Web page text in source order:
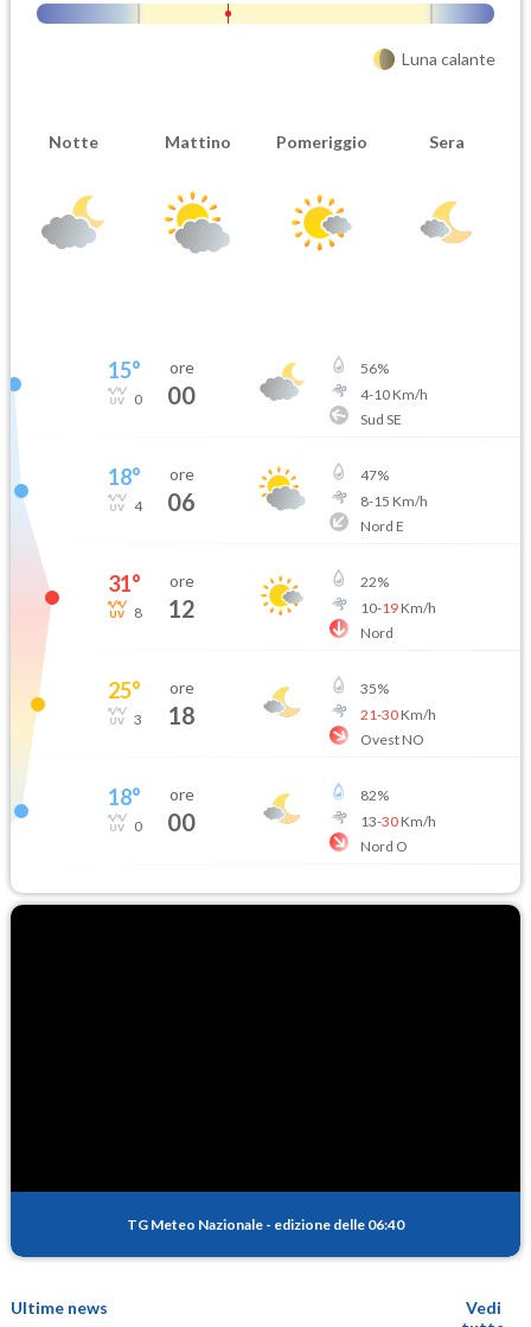
Luna calante
Notte Mattino Pomeriggio Sera
15°
0
ore
00
56%
4-10Km/h
Sud SE
18°
4
ore
06
47%
8-15 Km/h
Nord E
31°
8
ore
12
22%
10-19Km/h
Nord
25°
3
ore
18
35%
21-30Km/h
Ovest NO
18°
0
ore
00
82%
13-30Km/h
Nord O
TG Meteo Nazionale - edizione delle 06:40
Ultime news
Vedi